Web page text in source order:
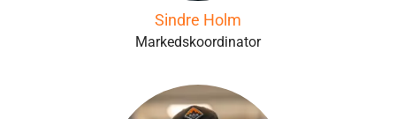
Sindre Holm
Markedskoordinator